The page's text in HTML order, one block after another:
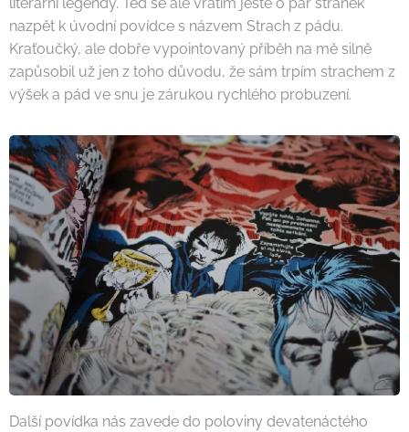
nazpět k úvodní povídce s názvem Strach z pádu.
Kraťoučký, ale dobře vypointovaný příběh na mě silně
zapůsobil už jen z toho důvodu, že sám trpím strachem z
výšek a pád ve snu je zárukou rychlého probuzení.
Další povídka nás zavede do poloviny devatenáctého